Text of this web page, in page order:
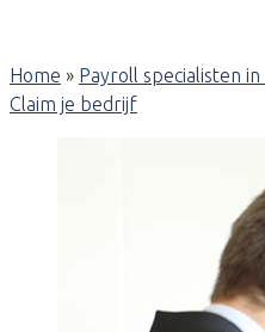
Home » Payroll specialisten in
Claim je bedrijf